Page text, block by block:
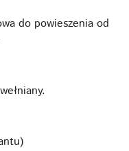
do powieszenia od